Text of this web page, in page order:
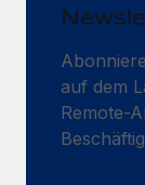
auf dem
Remote-